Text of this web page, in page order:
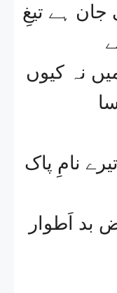
ہے تیغِ
نہ کیوں
نامِ پاک
بد اَطوار